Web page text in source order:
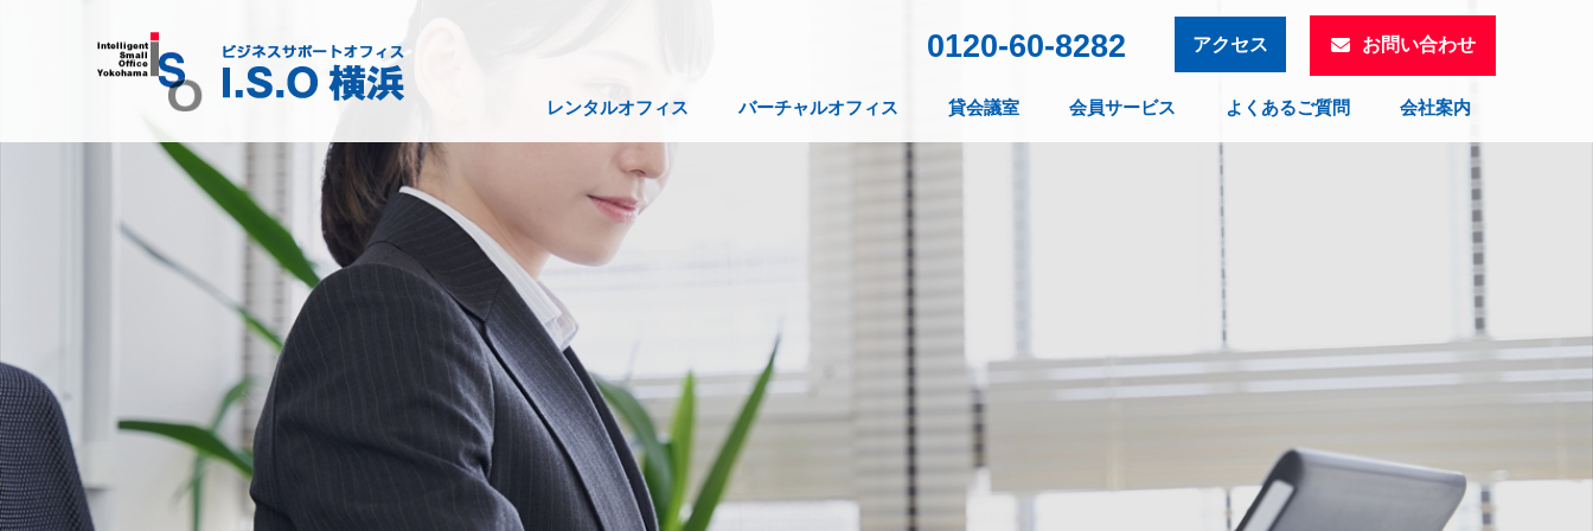
0120-60-8282 アクセス お問い合わせ
レンタルオフィス バーチャルオフィス 貸会議室 会員サービス よくあるご質問 会社案内